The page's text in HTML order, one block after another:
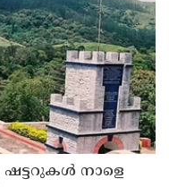
ഷട്ടറുകൾ നാളെ